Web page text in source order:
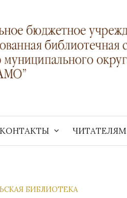
КОНТАКТЫ ЧИТАТЕЛЯМ
БИБЛИОТЕКА